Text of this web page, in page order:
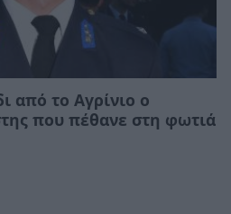
από το Αγρίνιο ο
που πέθανε στη φωτιά